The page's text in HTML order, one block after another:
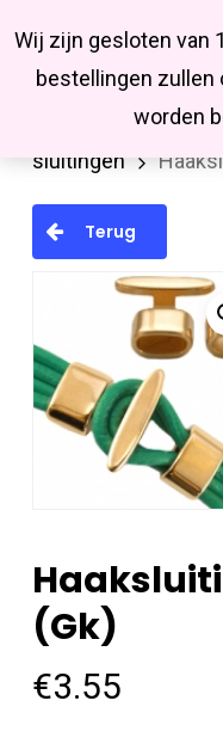
Wij zijn gesloten van
bestellingen zullen
worden
main
Missbluesieraden
sluitingen
Terug
(gk)
€3.55